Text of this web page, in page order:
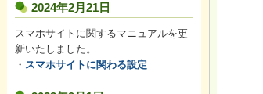
2024年2月21日
スマホサイトに関するマニュアルを更
新いたしました。
・ スマホサイトに関わる設定